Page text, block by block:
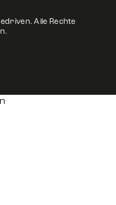
Alle Rechte